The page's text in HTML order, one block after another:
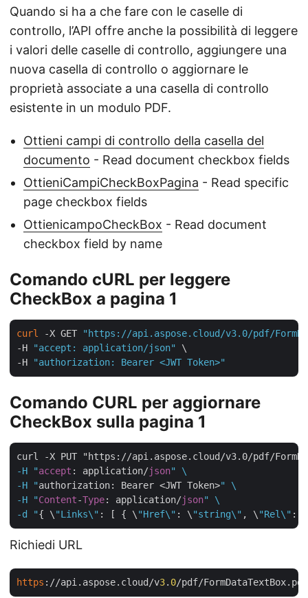
Quando si ha a che fare con le caselle di
controllo, l’API offre anche la possibilità di leggere
i valori delle caselle di controllo, aggiungere una
nuova casella di controllo o aggiornare le
proprietà associate a una casella di controllo
esistente in un modulo PDF.
Ottieni campi di controllo della casella del
documento - Read document checkbox fields
OttieniCampiCheckBoxPagina - Read specific
page checkbox fields
OttienicampoCheckBox - Read document
checkbox field by name
Comando cURL per leggere
CheckBox a pagina 1
curl -X GET
"https://api.aspose.cloud/v3.0/pdf/
-H
"accept: application/json"
\
-H
"authorization: Bearer <JWT Token>"
Comando CURL per aggiornare
CheckBox sulla pagina 1
curl -X PUT "https://api.aspose.cloud/v3.0/pdf/
-H "accept : application/json" \
-H "authorization: Bearer <JWT Token>" \
-H "Content-Type: application/json" \
-d "{ \ "Links\" : [ { \ "Href\" : \ "string\" , \ "Rel\" : \
Richiedi URL
https ://api.aspose.cloud/v3. 0/pdf/